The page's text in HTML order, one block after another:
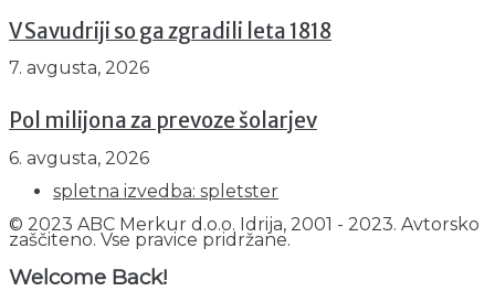
V Savudriji so ga zgradili leta 1818
7. avgusta, 2026
Pol milijona za prevoze šolarjev
6. avgusta, 2026
spletna izvedba: spletster
© 2023 ABC Merkur d.o.o. Idrija, 2001 - 2023. Avtorsko
zaščiteno. Vse pravice pridržane.
Welcome Back!